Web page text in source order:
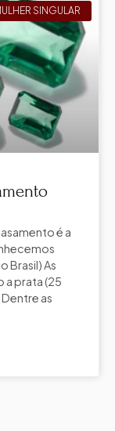
SINGULAR
é a
Brasil) As
a prata (25
as